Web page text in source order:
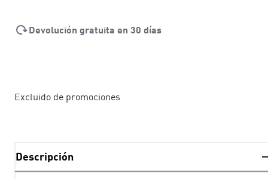
Devolución gratuita en 30 días
Excluido de promociones
Descripción